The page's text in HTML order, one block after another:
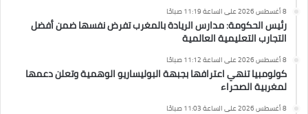
8 أغسطس 2026 على الساعة 11:19 صباحًا
رئيس الحكومة: مدارس الريادة بالمغرب تفرض نفسها ضمن أفضل
التجارب التعليمية العالمية
8 أغسطس 2026 على الساعة 11:12 صباحًا
كولومبيا تنهي اعترافها بجبهة البوليساريو الوهمية وتعلن دعمها
لمغربية الصحراء
8 أغسطس 2026 على الساعة 11:03 صباحًا